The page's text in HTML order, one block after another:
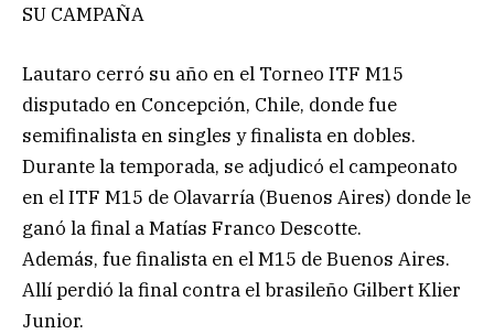
SU CAMPAÑA
Lautaro cerró su año en el Torneo ITF M15
disputado en Concepción, Chile, donde fue
semifinalista en singles y finalista en dobles.
Durante la temporada, se adjudicó el campeonato
en el ITF M15 de Olavarría (Buenos Aires) donde le
ganó la final a Matías Franco Descotte.
Además, fue finalista en el M15 de Buenos Aires.
Allí perdió la final contra el brasileño Gilbert Klier
Junior.